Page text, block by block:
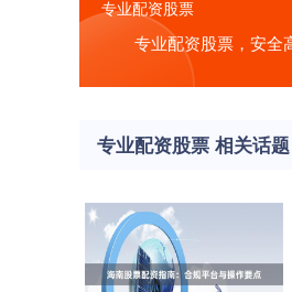
专业配资股票
专业配资股票，安全
专业配资股票 相关话题